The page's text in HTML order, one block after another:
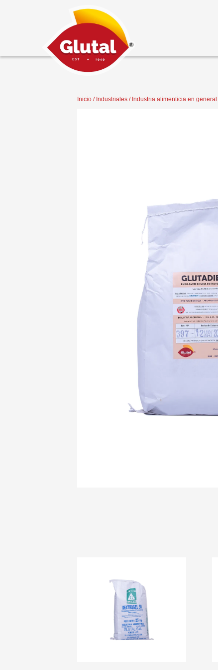
Inicio/ Industriales/ Industria alimenticia en general